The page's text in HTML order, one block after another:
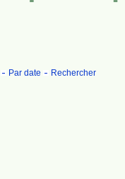
Par date Rechercher